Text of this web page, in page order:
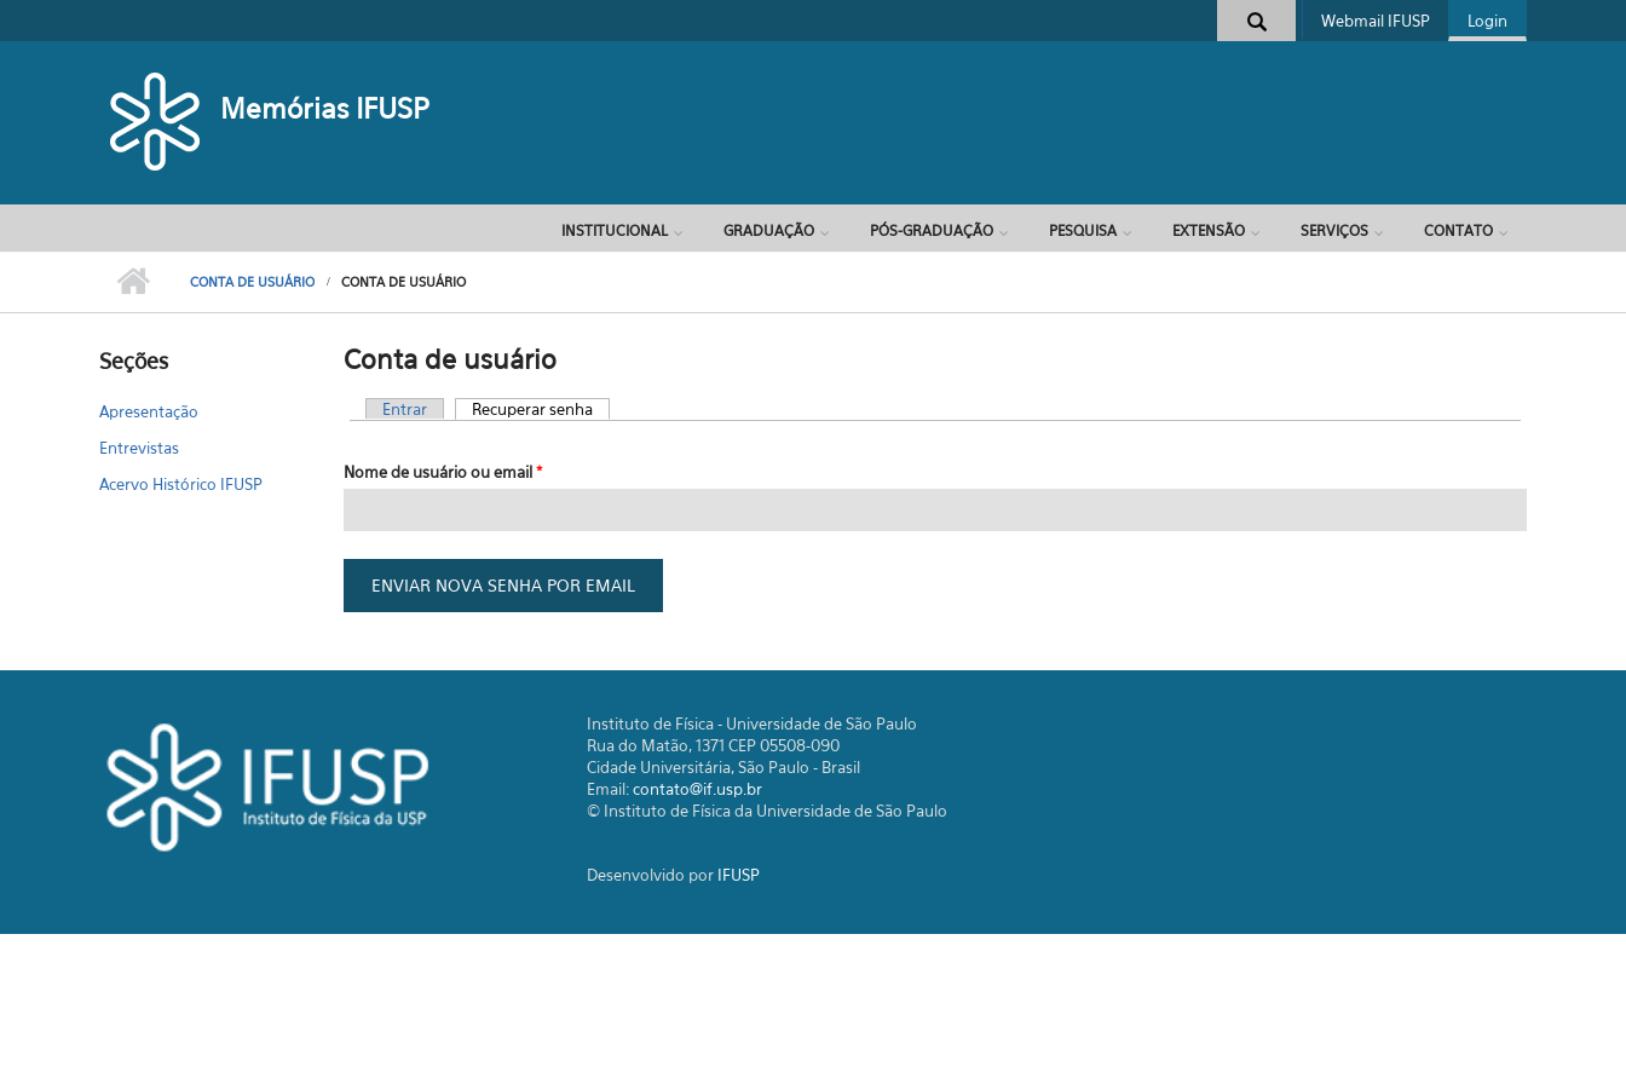
Formulário de busca
Webmail IFUSP Login
Memórias IFUSP
INSTITUCIONAL GRADUAÇÃO PÓS-GRADUAÇÃO PESQUISA EXTENSÃO SERVIÇOS CONTATO
CONTA DE USUÁRIO CONTA DE USUÁRIO
Seções
Apresentação
Entrevistas
Acervo Histórico IFUSP
Conta de usuário
Entrar Recuperar senha
Nome de usuário ou email*
Instituto de Física - Universidade de São Paulo
Rua do Matão, 1371 CEP 05508-090
Cidade Universitária, São Paulo - Brasil
Email:contato@if.usp.br
© Instituto de Física da Universidade de São Paulo
Desenvolvido por IFUSP